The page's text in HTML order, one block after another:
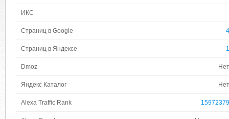
ИКС
Страниц в Google 4
Страниц в Яндексе 1
Dmoz Нет
Яндекс Каталог Нет
Alexa Traffic Rank 15972379